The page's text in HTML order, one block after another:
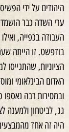
היהודים על ידי
ערי השדה כבר הושמד
העבודה בכפייה,
בודפשט. זו הייתה
הציוניות, שהתגייסו
האדום הבינלאומי
גג, לביטחון ולמענה
היה זה אחד